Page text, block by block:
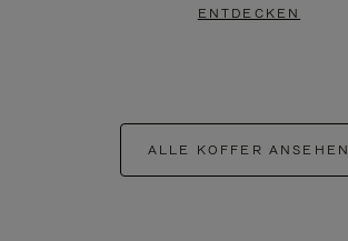
ENTDECKEN
ALLE KOFFER ANSEHEN